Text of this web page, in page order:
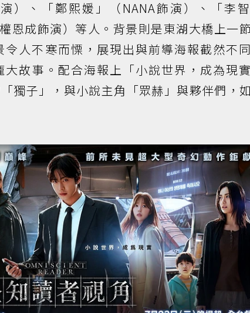
）、「鄭熙媛」（NANA飾演）、「李
恩成飾演）等人。背景則是東湖大橋上一
人不寒而慄，展現出與前導海報截然不
故事。配合海報上「小說世界，成為現
獨子」，與小說主角「眾赫」與夥伴們，